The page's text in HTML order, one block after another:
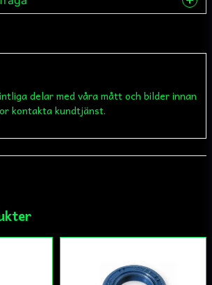
delar med våra mått och bilder innan
kontakta kundtjänst.